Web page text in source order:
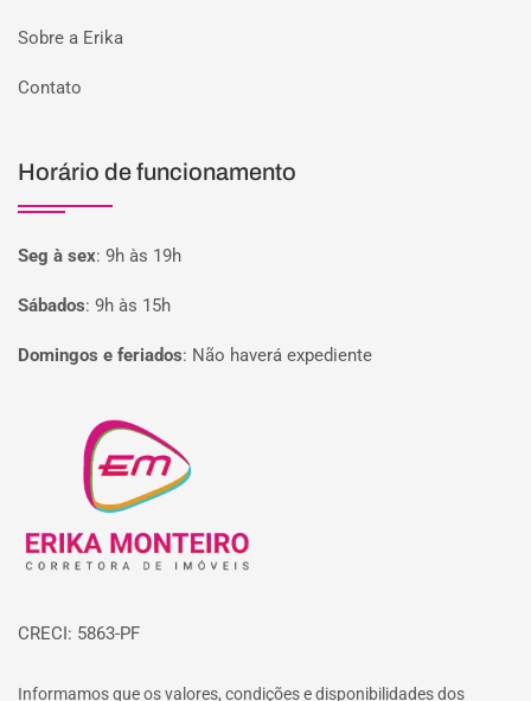
Sobre a Erika
Contato
Horário de funcionamento
Seg à sex: 9h às 19h
Sábados: 9h às 15h
Domingos e feriados: Não haverá expediente
Página inicial
CRECI: 5863-PF
Informamos que os valores, condições e disponibilidades dos